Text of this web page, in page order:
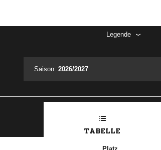
Legende
Saison: 2026/2027
TABELLE